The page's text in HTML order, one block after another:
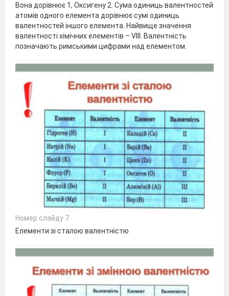
Вона дорівнює 1, Оксигену 2. Сума одиниць валентностей
атомів одного елемента дорівнює сумі одиниць
валентностей іншого елемента. Найвище значення
валентності хімічних елементів – VIII. Валентність
позначають римськими цифрами над елементом.
Номер слайду 7
Елементи зі сталою валентністю